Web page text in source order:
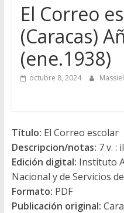
El Correo
(Caracas)
(ene.1938)
octubre 8, 2024
Título: El Correo escolar
Descripcion/notas: 7 v. :
Edición digital: Instituto
Nacional y de Servicios
Formato: PDF
Publicación original: